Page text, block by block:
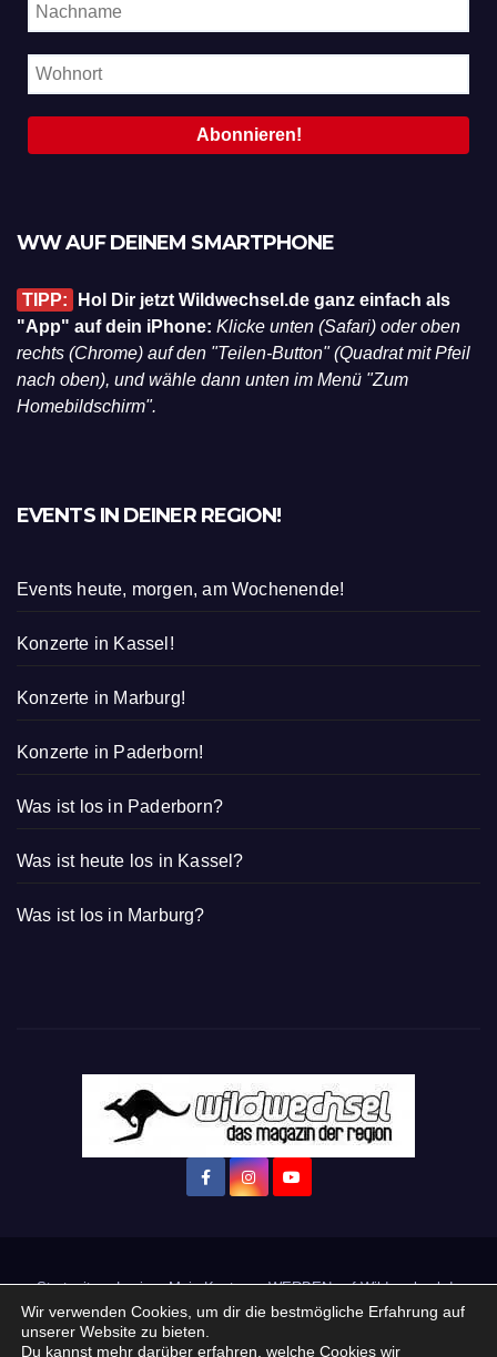
WW AUF DEINEM SMARTPHONE
TIPP:
Hol Dir jetzt Wildwechsel.de ganz einfach als
"App" auf dein iPhone: Klicke unten (Safari) oder oben
rechts (Chrome) auf den "Teilen-Button" (Quadrat mit Pfeil
nach oben), und wähle dann unten im Menü "Zum
Homebildschirm".
EVENTS IN DEINER REGION!
Events heute, morgen, am Wochenende!
Konzerte in Kassel!
Konzerte in Marburg!
Konzerte in Paderborn!
Was ist los in Paderborn?
Was ist heute los in Kassel?
Was ist los in Marburg?
Startseite Login Mein Konto · WERBEN auf Wildwechsel.de
+ Neue Veranstaltung eintragen:
Wir verwenden Cookies, um dir die bestmögliche Erfahrung auf
unserer Website zu bieten.
Du kannst mehr darüber erfahren, welche Cookies wir